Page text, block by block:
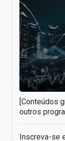
[Conteúdos
outros
Inscreva-se